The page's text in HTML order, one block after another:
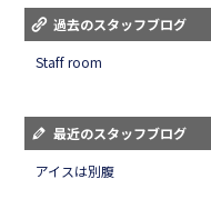
過去のスタッフブログ
Staff room
最近のスタッフブログ
アイスは別腹